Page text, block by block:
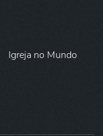
Igreja no Mundo